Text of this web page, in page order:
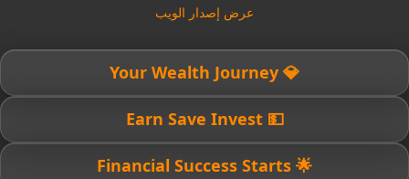
عرض إصدار الويب
💎 Your Wealth Journey
💵 Earn Save Invest
🌟 Financial Success Starts